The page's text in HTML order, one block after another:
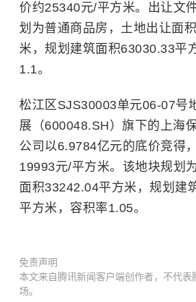
价约25340元/平方米。出让文
划为普通商品房，土地出让面
米，规划建筑面积63030.33平
1.1。
松江区SJS30003单元06-07号
展（600048.SH）旗下的上海
公司以6.9784亿元的底价竞得
19993元/平方米。该地块规划
面积33242.04平方米，规划建
平方米，容积率1.05。
免责声明
本文来自腾讯新闻客户端创作者，不代表
场。